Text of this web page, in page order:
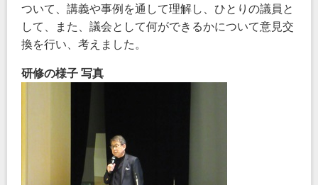
ついて、講義や事例を通して理解し、ひとりの議員と
して、また、議会として何ができるかについて意見交
換を行い、考えました。
研修の様子写真